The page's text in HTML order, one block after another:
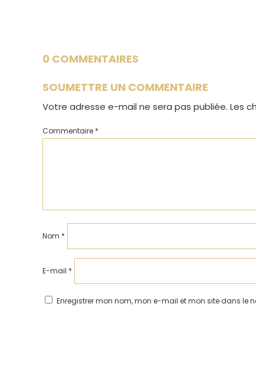
0 COMMENTAIRES
SOUMETTRE UN COMMENTAIRE
Votre adresse e-mail ne sera pas publiée. Les
Commentaire *
Nom *
E-mail *
Enregistrer mon nom, mon e-mail et mon site dans